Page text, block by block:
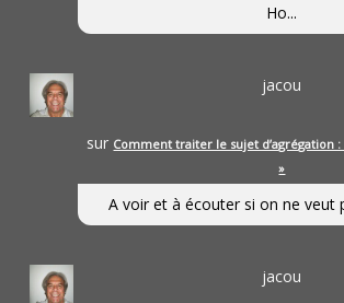
Ho...
jacou
sur Comment traiter le sujet d’agrégation
»
A voir et à écouter si on ne veut
jacou